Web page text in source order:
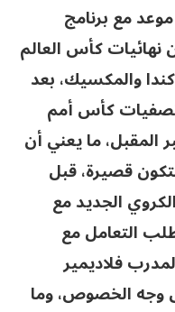
مع برنامج
كأس العالم
والمكسيك، بعد
كأس أمم
سبتمبر المقبل، ما يعني أن
قصيرة، قبل
الجديد مع
التعامل مع
فلاديمير
وجه الخصوص، وما